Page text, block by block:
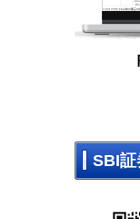
SBI証